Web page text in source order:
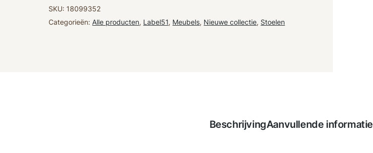
aantal
SKU: 18099352
Categorieën: Alle producten, Label51, Meubels, Nieuwe collectie, Stoelen
BeschrijvingAanvullende informatie